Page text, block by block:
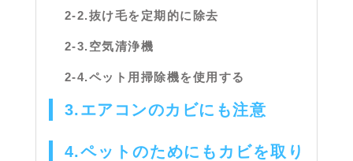
2-2.抜け毛を定期的に除去
2-3.空気清浄機
2-4.ペット用掃除機を使用する
3.エアコンのカビにも注意
4.ペットのためにもカビを取り